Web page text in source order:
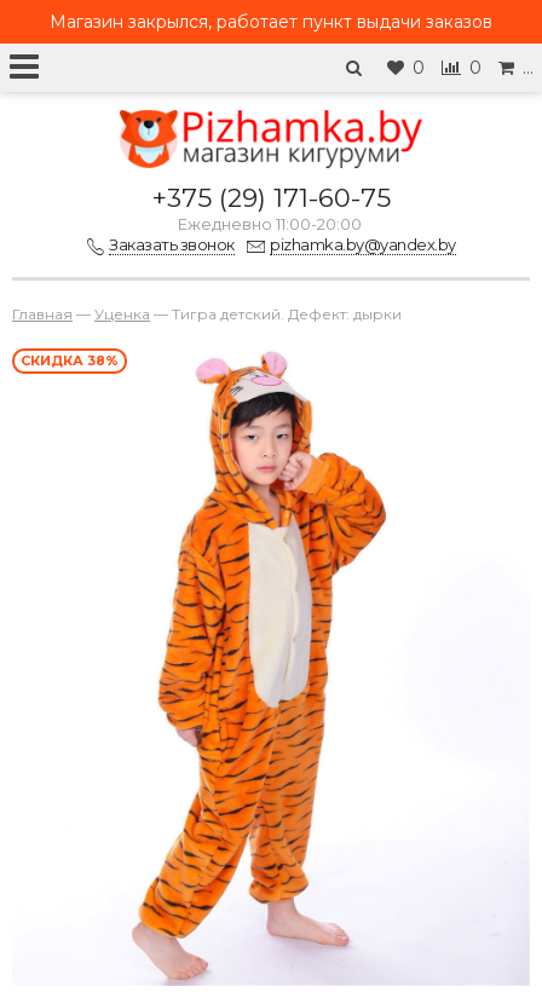
0 0 …
Магазин закрылся, работает пункт выдачи заказов
+375 (29) 171-60-75
Ежедневно 11:00-20:00
Заказать звонок
pizhamka.by@yandex.by
Главная — Уценка — Тигра детский. Дефект: дырки
СКИДКА 38%